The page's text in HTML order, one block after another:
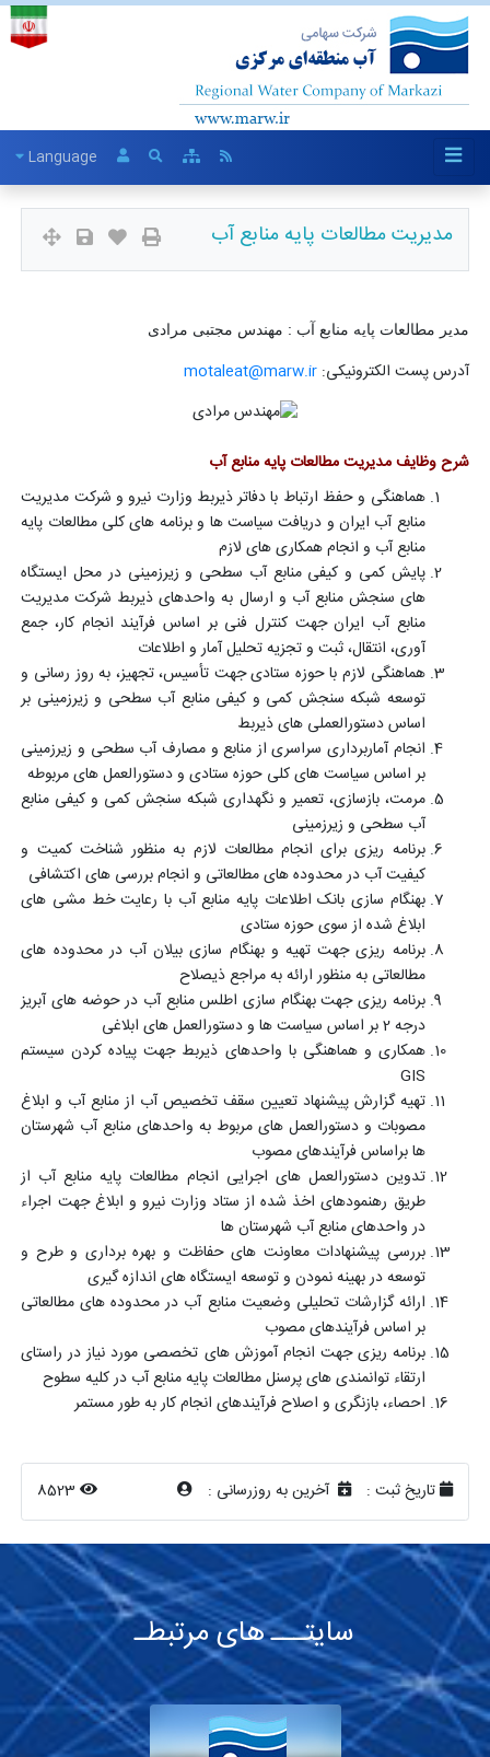
Language
مدیریت مطالعات پایه منابع آب
مدیر مطالعات پایه منابع آب : مهندس مجتبی مرادی
آدرس پست الکترونیکی:motaleat@marw.ir
شرح وظایف مدیریت مطالعات پایه منابع آب
هماهنگی و حفظ ارتباط با دفاتر ذیربط وزارت نیرو و شرکت مدیریت
منابع آب ایران و دریافت سیاست ها و برنامه های کلی مطالعات پایه
منابع آب و انجام همکاری های لازم
پایش کمی و کیفی منابع آب سطحی و زیرزمینی در محل ایستگاه
های سنجش منابع آب و ارسال به واحدهای ذیربط شرکت مدیریت
منابع آب ایران جهت کنترل فنی بر اساس فرآیند انجام کار، جمع
آوری، انتقال، ثبت و تجزیه تحلیل آمار و اطلاعات
هماهنگی لازم با حوزه ستادی جهت تأسیس، تجهیز، به روز رسانی و
توسعه شبکه سنجش کمی و کیفی منابع آب سطحی و زیرزمینی بر
اساس دستورالعملی های ذیربط
انجام آماربرداری سراسری از منابع و مصارف آب سطحی و زیرزمینی
بر اساس سیاست های کلی حوزه ستادی و دستورالعمل های مربوطه
مرمت، بازسازی، تعمیر و نگهداری شبکه سنجش کمی و کیفی منابع
آب سطحی و زیرزمینی
برنامه ریزی برای انجام مطالعات لازم به منظور شناخت کمیت و
کیفیت آب در محدوده های مطالعاتی و انجام بررسی های اکتشافی
بهنگام سازی بانک اطلاعات پایه منابع آب با رعایت خط مشی های
ابلاغ شده از سوی حوزه ستادی
برنامه ریزی جهت تهیه و بهنگام سازی بیلان آب در محدوده های
مطالعاتی به منظور ارائه به مراجع ذیصلاح
برنامه ریزی جهت بهنگام سازی اطلس منابع آب در حوضه های آبریز
درجه 2 بر اساس سیاست ها و دستورالعمل های ابلاغی
همکاری و هماهنگی با واحدهای ذیربط جهت پیاده کردن سیستم
GIS
تهیه گزارش پیشنهاد تعیین سقف تخصیص آب از منابع آب و ابلاغ
مصوبات و دستورالعمل های مربوط به واحدهای منابع آب شهرستان
ها براساس فرآیندهای مصوب
تدوین دستورالعمل های اجرایی انجام مطالعات پایه منابع آب از
طریق رهنمودهای اخذ شده از ستاد وزارت نیرو و ابلاغ جهت اجراء
در واحدهای منابع آب شهرستان ها
بررسی پیشنهادات معاونت های حفاظت و بهره برداری و طرح و
توسعه در بهینه نمودن و توسعه ایستگاه های اندازه گیری
ارائه گزارشات تحلیلی وضعیت منابع آب در محدوده های مطالعاتی
بر اساس فرآیندهای مصوب
برنامه ریزی جهت انجام آموزش های تخصصی مورد نیاز در راستای
ارتقاء توانمندی های پرسنل مطالعات پایه منابع آب در کلیه سطوح
احصاء، بازنگری و اصلاح فرآیندهای انجام کار به طور مستمر
تاریخ ثبت : آخرین به روزرسانی : 8523
سایتـــ های مرتبطـ